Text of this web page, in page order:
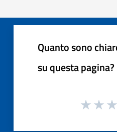
Quanto sono
su questa pagina?